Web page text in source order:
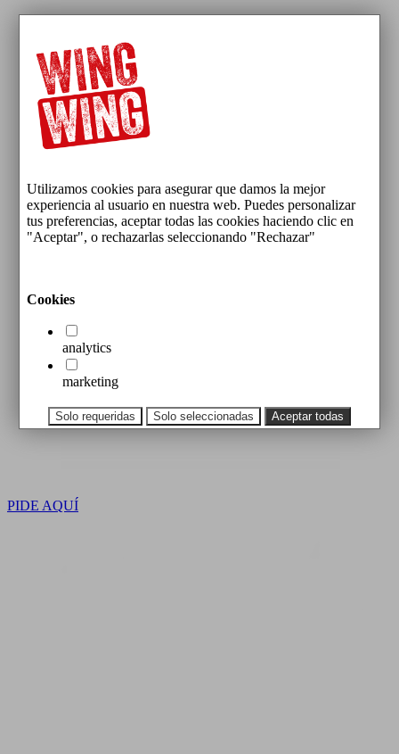
PIDE AQUÍ
Utilizamos cookies para asegurar que damos la mejor
experiencia al usuario en nuestra web. Puedes personalizar
tus preferencias, aceptar todas las cookies haciendo clic en
"Aceptar", o rechazarlas seleccionando "Rechazar"
Cookies
analytics
marketing
Solo requeridas Solo seleccionadas Aceptar todas